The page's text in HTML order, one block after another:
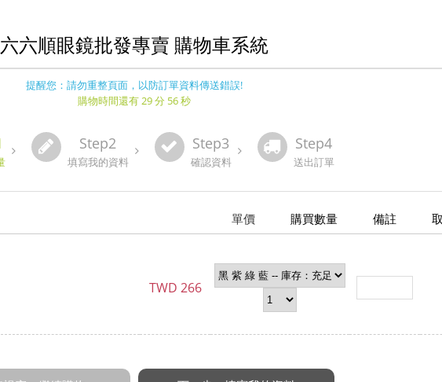
六六順眼鏡批發專賣 購物車系統
提醒您：請勿重整頁面，以防訂單資料傳送錯誤!
購物時間還有 29 分 56 秒
Step2
填寫我的資料
Step3
確認資料
Step4
送出訂單
單價 購買數量 備註
TWD 266